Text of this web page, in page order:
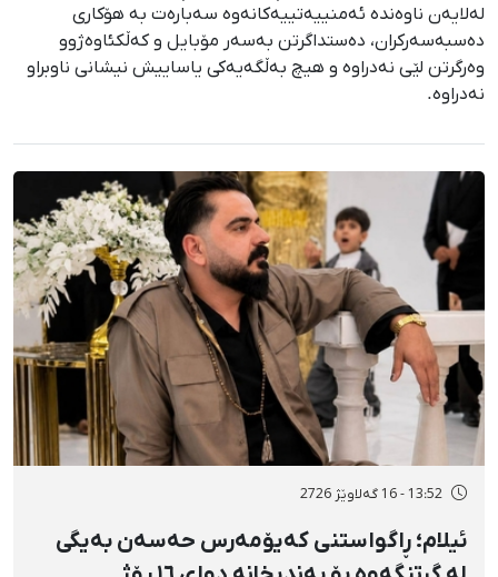
لەلایەن ناوەندە ئەمنییەتییەکانەوە سەبارەت بە هۆکاری
دەسبەسەرکران، دەستداگرتن بەسەر مۆبایل و کەڵکئاوەژوو
وەرگرتن لێی نەدراوە و هیچ بەڵگەیەکی یاساییش نیشانی ناوبراو
نەدراوە.
13:52 - 16 گەلاوێژ 2726
ئیلام؛ ڕاگواستنی کەیۆمەرس حەسەن بەیگی